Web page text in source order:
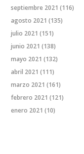
septiembre 2021 (116)
agosto 2021 (135)
julio 2021 (151)
junio 2021 (138)
mayo 2021 (132)
abril 2021 (111)
marzo 2021 (161)
febrero 2021 (121)
enero 2021 (10)